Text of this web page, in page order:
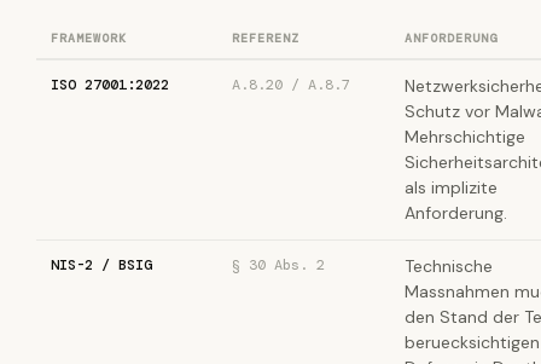
FRAMEWORK REFERENZ ANFORDERUNG
ISO 27001:2022 A.8.20 / A.8.7
Schutz vor
Mehrschichtige
als implizite
Anforderung.
NIS-2 / BSIG § 30 Abs. 2
Technische
Massnahmen
den Stand der